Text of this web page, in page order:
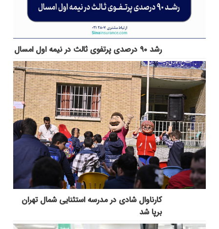
رشد ۹۰ درصدی پرتفوی ثالث در نیمه اول امسال
کارناوال شادی در مدرسه استثنایی شمال تهران
برپا شد